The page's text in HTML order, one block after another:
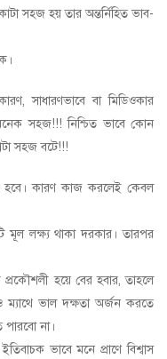
সহজ হয় তার অন্তর্নিহিত ভাব-
সাধারণভাবে বা মিডিওকার
সহজ!!! নিশ্চিত ভাবে কোন
সহজ বটে!!!
হবে। কারণ কাজ করলেই কেবল
মূল লক্ষ্য থাকা দরকার। তারপর
হয়ে বের হবার, তাহলে
ম্যাথে ভাল দক্ষতা অর্জন করতে
পারবো না।
ভাবে মনে প্রাণে বিশ্বাস